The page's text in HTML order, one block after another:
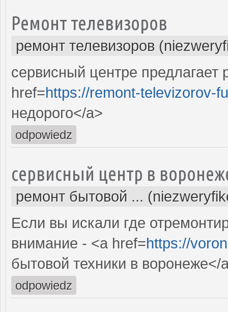
Ремонт телевизоров
ремонт телевизоров
сервисный центре предлагает
href=https://remont-televizorov-
недорого</a>
odpowiedz
сервисный центр в
ремонт бытовой ...
Если вы искали где
внимание - <a href=https://
бытовой техники в воронеже</
odpowiedz